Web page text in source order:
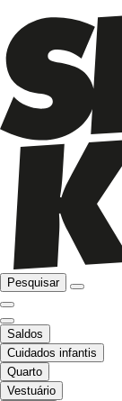
Pesquisar
Saldos
Cuidados infantis
Quarto
Vestuário